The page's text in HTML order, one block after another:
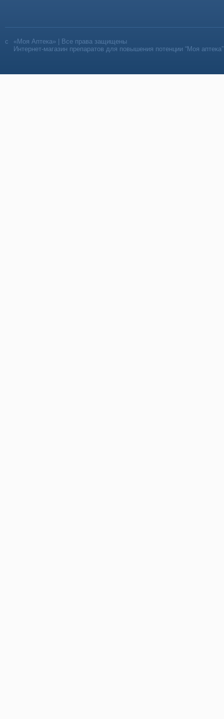
«Моя Аптека» | Все права защищены
Интернет-магазин препаратов для повышения потенции “Моя